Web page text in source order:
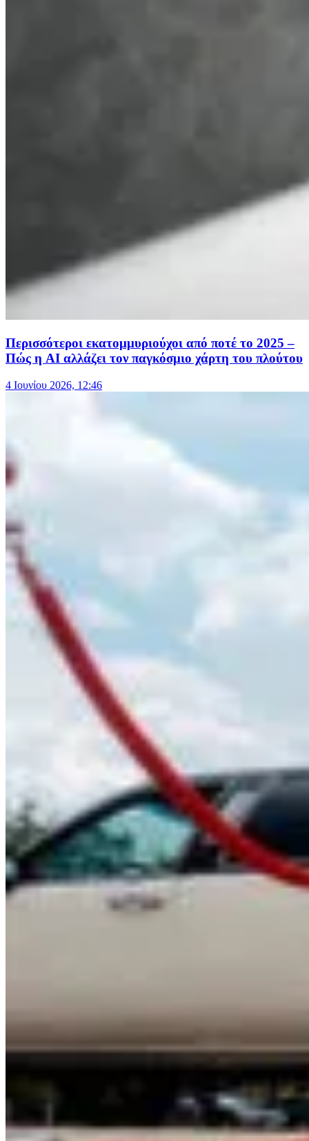
Περισσότεροι εκατομμυριούχοι από ποτέ το 2025 –
Πώς η AI αλλάζει τον παγκόσμιο χάρτη του πλούτου
4 Ιουνίου 2026, 12:46